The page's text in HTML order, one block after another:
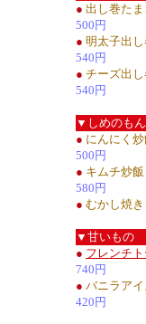
● 出し巻た
500円
● 明太子出
540円
● チーズ出
540円
▼しめのもん
● にんにく
500円
● キムチ炒飯
580円
● むかし焼
▼甘いもの
● フレンチ
740円
● バニラア
420円